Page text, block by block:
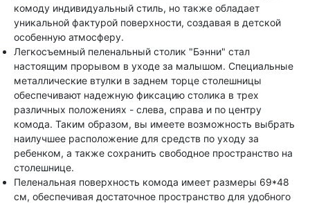
комоду индивидуальный стиль, но также обладает
уникальной фактурой поверхности, создавая в детской
особенную атмосферу.
Легкосъемный пеленальный столик "Бэнни" стал
настоящим прорывом в уходе за малышом. Специальные
металлические втулки в заднем торце столешницы
обеспечивают надежную фиксацию столика в трех
различных положениях - слева, справа и по центру
комода. Таким образом, вы имеете возможность выбрать
наилучшее расположение для средств по уходу за
ребенком, а также сохранить свободное пространство на
столешнице.
Пеленальная поверхность комода имеет размеры 69*48
см, обеспечивая достаточное пространство для удобного